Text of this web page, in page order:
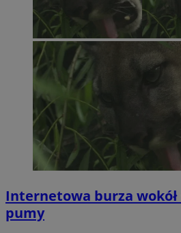
Internetowa burza
pumy